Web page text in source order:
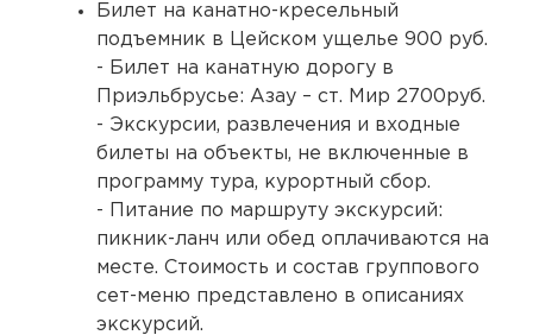
Билет на канатно-кресельный
подъемник в Цейском ущелье 900 руб.
- Билет на канатную дорогу в
Приэльбрусье: Азау – ст. Мир 2700руб.
- Экскурсии, развлечения и входные
билеты на объекты, не включенные в
программу тура, курортный сбор.
- Питание по маршруту экскурсий:
пикник-ланч или обед оплачиваются на
месте. Стоимость и состав группового
сет-меню представлено в описаниях
экскурсий.